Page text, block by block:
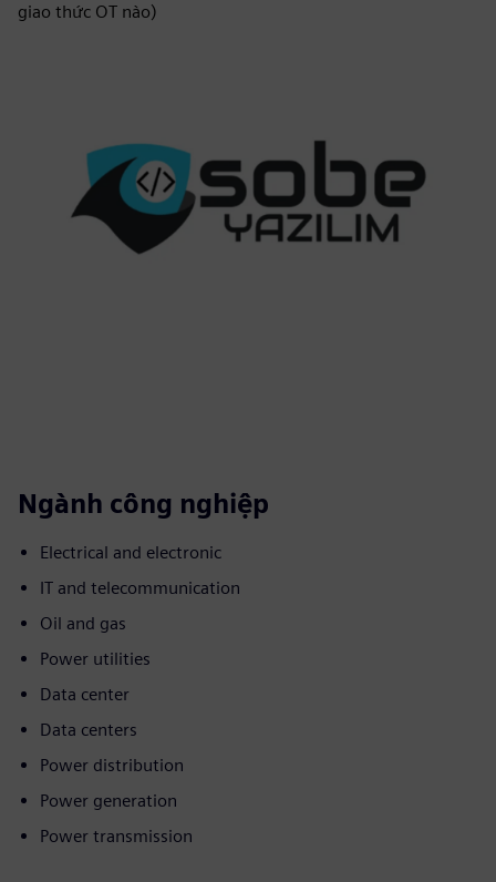
giao thức OT nào)
Ngành công nghiệp
Electrical and electronic
IT and telecommunication
Oil and gas
Power utilities
Data center
Data centers
Power distribution
Power generation
Power transmission